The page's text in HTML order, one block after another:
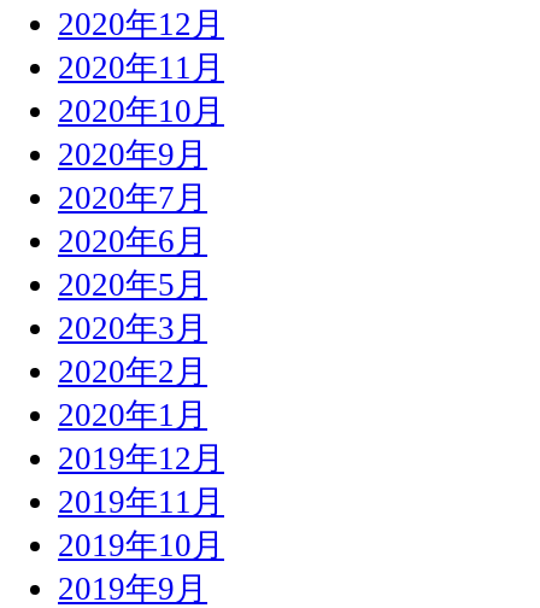
2020年12月
2020年11月
2020年10月
2020年9月
2020年7月
2020年6月
2020年5月
2020年3月
2020年2月
2020年1月
2019年12月
2019年11月
2019年10月
2019年9月